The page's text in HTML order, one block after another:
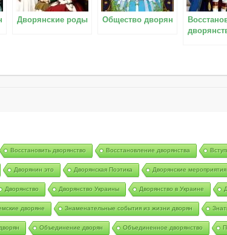
Дворянские роды Общество дворян
Восстановить дворянство Восстановление дворянства
Дворянин это Дворянская Поэтика Дворянские мероприятия
Дворянство Дворянство Украины Дворянство в Украине
дворяне Знаменательные события из жизни дворян
Объединение дворян Объединенное дворянство